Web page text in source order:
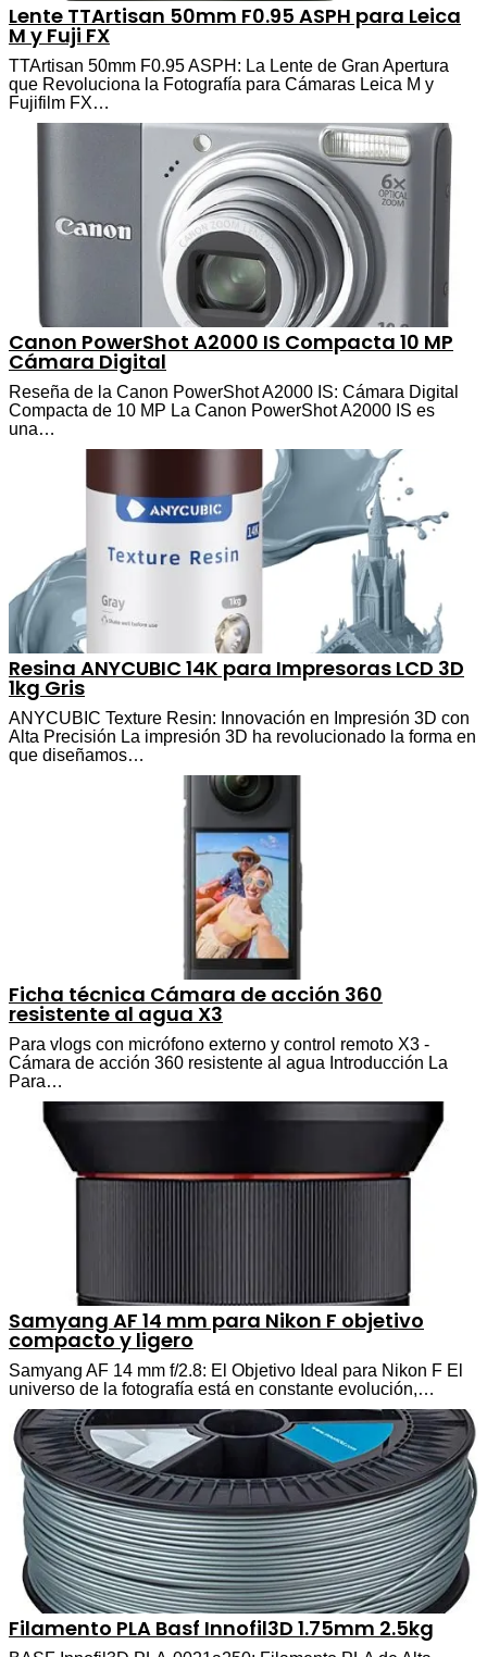
Lente TTArtisan 50mm F0.95 ASPH para Leica
M y Fuji FX
TTArtisan 50mm F0.95 ASPH: La Lente de Gran Apertura
que Revoluciona la Fotografía para Cámaras Leica M y
Fujifilm FX…
Canon PowerShot A2000 IS Compacta 10 MP
Cámara Digital
Reseña de la Canon PowerShot A2000 IS: Cámara Digital
Compacta de 10 MP La Canon PowerShot A2000 IS es
una…
Resina ANYCUBIC 14K para Impresoras LCD 3D
1kg Gris
ANYCUBIC Texture Resin: Innovación en Impresión 3D con
Alta Precisión La impresión 3D ha revolucionado la forma en
que diseñamos…
Ficha técnica Cámara de acción 360
resistente al agua X3
Para vlogs con micrófono externo y control remoto X3 -
Cámara de acción 360 resistente al agua Introducción La
Para…
Samyang AF 14 mm para Nikon F objetivo
compacto y ligero
Samyang AF 14 mm f/2.8: El Objetivo Ideal para Nikon F El
universo de la fotografía está en constante evolución,…
Filamento PLA Basf Innofil3D 1.75mm 2.5kg